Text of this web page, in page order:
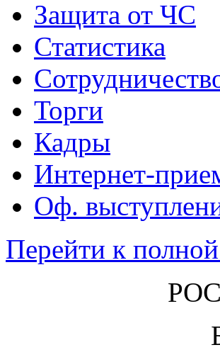
Защита от ЧС
Статистика
Торги
Кадры
Интернет-
Оф.
Перейти к